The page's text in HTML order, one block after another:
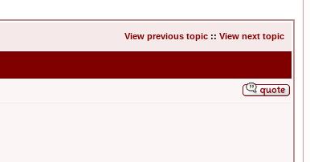
View previous topic :: View next topic